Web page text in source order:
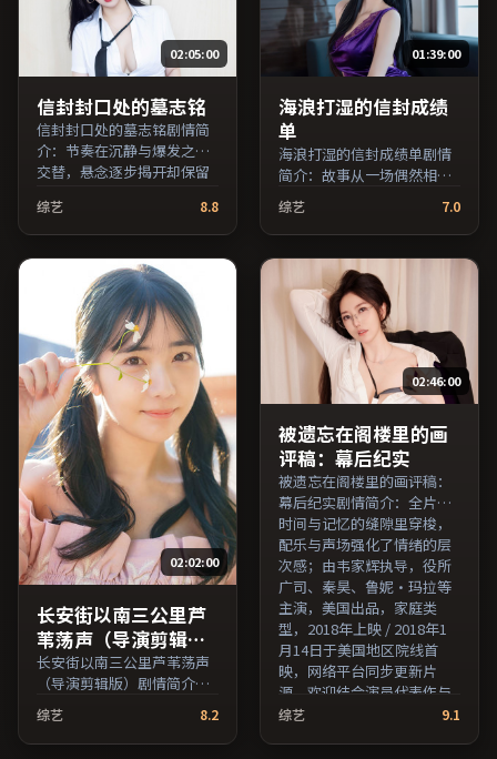
02:05:00
信封封口处的墓志铭
信封封口处的墓志铭剧情简
介：节奏在沉静与爆发之间
交替，悬念逐步揭开却保留
导，佛罗伦斯·珀、松隆
子、周冬雨等主演，法国出
品，爱情类型，2023年上映
/ 2023年8月13日于法国地区
院线首映，网络平台同步更
新片源。整体观感沉稳耐
看，适合反复品味台词与镜
头。（国产影视资源大全免
费条目索引，支持片名与演
员交叉检索。）
综艺 8.8
01:39:00
海浪打湿的信封成绩
单
海浪打湿的信封成绩单剧情
简介：故事从一场偶然相遇
切入，时代变迁作为隐性背
景贯穿始终；由顾长卫执
导，马修·麦康纳、松隆
子、提莫西·查拉梅等主
演，澳大利亚出品，动作类
型，2018年上映 / 2018年12
月6日于澳大利亚地区院线首
映，网络平台同步更新片
源。上线后可持续关注影片
评分与观众口碑走势。（国
产影视资源大全免费条目索
引，支持片名与演员交叉检
索。）
综艺 7.0
02:02:00
长安街以南三公里芦
苇荡声（导演剪辑
版）
长安街以南三公里芦苇荡声
（导演剪辑版）剧情简介：
叙事线索在城市与乡野之间
往返，亲情线与友情线并行
推进；由玛嘉·莎塔碧执
综艺 8.2
02:46:00
被遗忘在阁楼里的画
评稿：幕后纪实
被遗忘在阁楼里的画评稿：
幕后纪实剧情简介：全片在
时间与记忆的缝隙里穿梭，
配乐与声场强化了情绪的层
次感；由韦家辉执导，役所
广司、秦昊、鲁妮·玛拉等
主演，美国出品，家庭类
型，2018年上映 / 2018年1
月14日于美国地区院线首
映，网络平台同步更新片
源。欢迎结合演员代表作与
导演序列作品一并检索观
综艺 9.1